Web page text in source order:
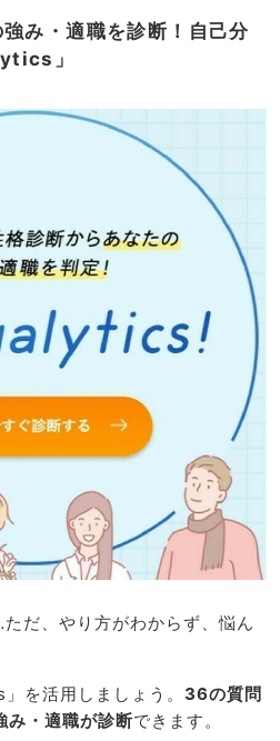
み・適職を診断！自己分
」
だ、やり方がわからず、悩ん
を活用しましょう。 36の質問
み・適職が診断できます。